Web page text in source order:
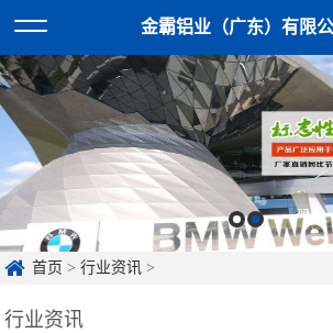
金霸铝业（广东）有限
首页 >行业资讯 >
行业资讯